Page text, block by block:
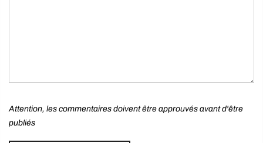
Attention, les commentaires doivent être approuvés avant d'être
publiés